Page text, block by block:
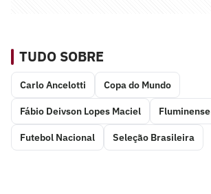
TUDO SOBRE
Carlo Ancelotti Copa do Mundo
Fábio Deivson Lopes Maciel Fluminense
Futebol Nacional Seleção Brasileira